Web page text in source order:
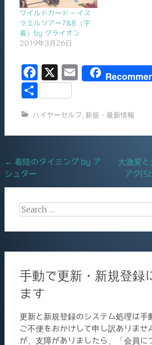
ワイルドカード ~ イス
ラエルツアー7&8（字
幕）by クライオン
2019年3月26日
F
a
e
b
o
k
X
E
l
共
ハイヤーセルフ 新規・最新情報
Post
navigation
← 着陸のタイミング by ア
シュター
大激変と
アク
Search
手動で更新・新規登録
ます
更新と新規登録のシステム処理は手
ご不便をおかけして申し訳ありませ
が、支障がありましたら、「会員に